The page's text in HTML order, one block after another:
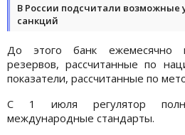
В России подсчитали возможные
санкций
До этого банк ежемесячно
резервов, рассчитанные по
показатели, рассчитанные по
С 1 июля регулятор
международные стандарты.